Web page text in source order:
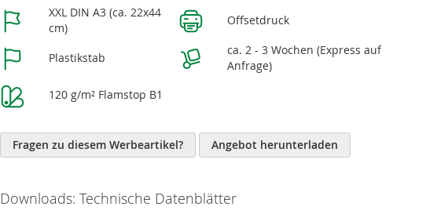
Weitere
Informationen
XXL DIN A3 (ca. 22x44
cm)
Offsetdruck
Plastikstab
ca. 2 - 3 Wochen (Express auf
Anfrage)
120 g/m² Flamstop B1
Fragen zu diesem Werbeartikel? Angebot herunterladen
Downloads: Technische Datenblätter